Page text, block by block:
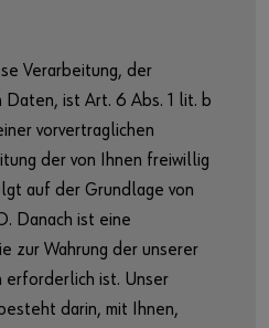
Verarbeitung, der
ist Art. 6 Abs. 1 lit. b
vorvertraglichen
der von Ihnen freiwillig
auf der Grundlage von
Danach ist eine
zur Wahrung der unserer
ist. Unser
darin, mit Ihnen,